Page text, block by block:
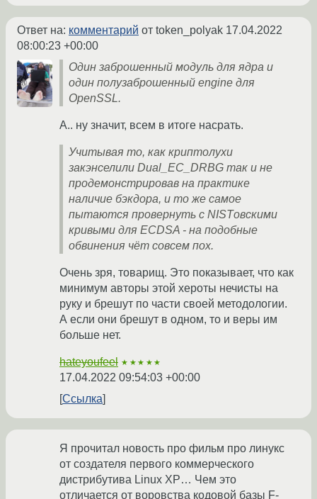
Ответ на: комментарий от token_polyak 17.04.2022
08:00:23 +00:00
Один заброшенный модуль для ядра и
один полузаброшенный engine для
OpenSSL.
А.. ну значит, всем в итоге насрать.
Учитывая то, как криптолухи
закэнселили Dual_EC_DRBG так и не
продемонстрировав на практике
наличие бэкдора, и то же самое
пытаются провернуть с NISTовскими
кривыми для ECDSA - на подобные
обвинения чёт совсем пох.
Очень зря, товарищ. Это показывает, что как
минимум авторы этой хероты нечисты на
руку и брешут по части своей методологии.
А если они брешут в одном, то и веры им
больше нет.
hateyoufeel ★★★★★
17.04.2022 09:54:03 +00:00
Ссылка
Я прочитал новость про фильм про линукс
от создателя первого коммерческого
дистрибутива Linux XP… Чем это
отличается от воровства кодовой базы F-